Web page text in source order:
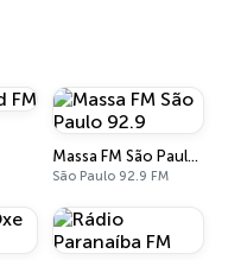
Massa FM São Paulo 92.9
São Paulo 92.9 FM